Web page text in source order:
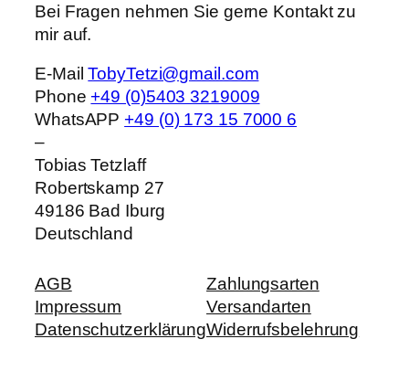
Bei Fragen nehmen Sie gerne Kontakt zu
mir auf.
E-MailTobyTetzi@gmail.com
Phone +49 (0)5403 3219009
WhatsAPP +49 (0) 173 15 7000 6
–
Tobias Tetzlaff
Robertskamp 27
49186 Bad Iburg
Deutschland
AGB
Impressum
Datenschutzerklärung
Zahlungsarten
Versandarten
Widerrufsbelehrung